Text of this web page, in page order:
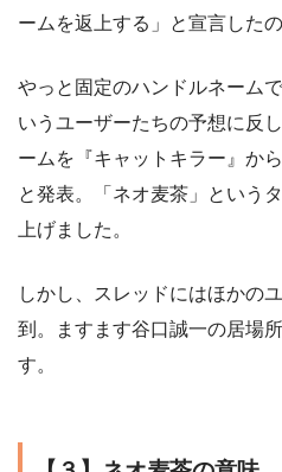
ームを返上する」と宣言したの
やっと固定のハンドルネーム
いうユーザーたちの予想に反
ームを『キャットキラー』か
と発表。「ネオ麦茶」という
上げました。
しかし、スレッドにはほかの
到。ますます谷口誠一の居場
す。